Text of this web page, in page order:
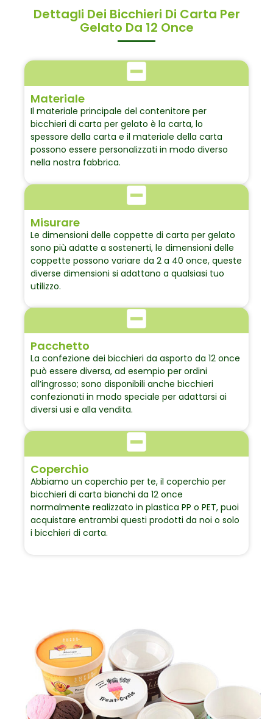
Dettagli Dei Bicchieri Di Carta Per
Gelato Da 12 Once
Materiale
Il materiale principale del contenitore per
bicchieri di carta per gelato è la carta, lo
spessore della carta e il materiale della carta
possono essere personalizzati in modo diverso
nella nostra fabbrica.
Misurare
Le dimensioni delle coppette di carta per gelato
sono più adatte a sostenerti, le dimensioni delle
coppette possono variare da 2 a 40 once, queste
diverse dimensioni si adattano a qualsiasi tuo
utilizzo.
Pacchetto
La confezione dei bicchieri da asporto da 12 once
può essere diversa, ad esempio per ordini
all’ingrosso; sono disponibili anche bicchieri
confezionati in modo speciale per adattarsi ai
diversi usi e alla vendita.
Coperchio
Abbiamo un coperchio per te, il coperchio per
bicchieri di carta bianchi da 12 once
normalmente realizzato in plastica PP o PET, puoi
acquistare entrambi questi prodotti da noi o solo
i bicchieri di carta.